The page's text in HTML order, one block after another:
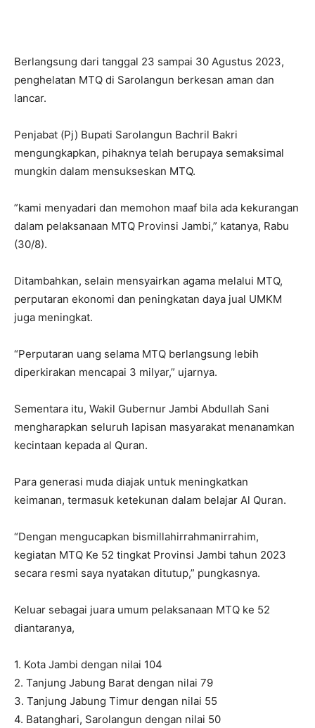
Berlangsung dari tanggal 23 sampai 30 Agustus 2023,
penghelatan MTQ di Sarolangun berkesan aman dan
lancar.
Penjabat (Pj) Bupati Sarolangun Bachril Bakri
mengungkapkan, pihaknya telah berupaya semaksimal
mungkin dalam mensukseskan MTQ.
”kami menyadari dan memohon maaf bila ada kekurangan
dalam pelaksanaan MTQ Provinsi Jambi,” katanya, Rabu
(30/8).
Ditambahkan, selain mensyairkan agama melalui MTQ,
perputaran ekonomi dan peningkatan daya jual UMKM
juga meningkat.
“Perputaran uang selama MTQ berlangsung lebih
diperkirakan mencapai 3 milyar,” ujarnya.
Sementara itu, Wakil Gubernur Jambi Abdullah Sani
mengharapkan seluruh lapisan masyarakat menanamkan
kecintaan kepada al Quran.
Para generasi muda diajak untuk meningkatkan
keimanan, termasuk ketekunan dalam belajar Al Quran.
“Dengan mengucapkan bismillahirrahmanirrahim,
kegiatan MTQ Ke 52 tingkat Provinsi Jambi tahun 2023
secara resmi saya nyatakan ditutup,” pungkasnya.
Keluar sebagai juara umum pelaksanaan MTQ ke 52
diantaranya,
1. Kota Jambi dengan nilai 104
2. Tanjung Jabung Barat dengan nilai 79
3. Tanjung Jabung Timur dengan nilai 55
4. Batanghari, Sarolangun dengan nilai 50